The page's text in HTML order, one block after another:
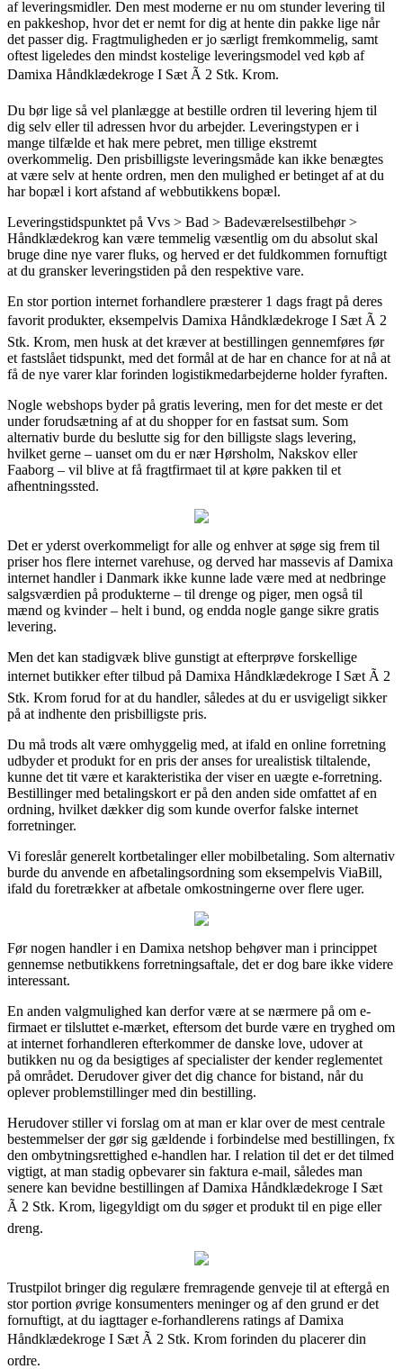
af leveringsmidler. Den mest moderne er nu om stunder levering til
en pakkeshop, hvor det er nemt for dig at hente din pakke lige når
det passer dig. Fragtmuligheden er jo særligt fremkommelig, samt
oftest ligeledes den mindst kostelige leveringsmodel ved køb af
Damixa Håndklædekroge I Sæt Ã 2 Stk. Krom.
Du bør lige så vel planlægge at bestille ordren til levering hjem til
dig selv eller til adressen hvor du arbejder. Leveringstypen er i
mange tilfælde et hak mere pebret, men tillige ekstremt
overkommelig. Den prisbilligste leveringsmåde kan ikke benægtes
at være selv at hente ordren, men den mulighed er betinget af at du
har bopæl i kort afstand af webbutikkens bopæl.
Leveringstidspunktet på Vvs > Bad > Badeværelsestilbehør >
Håndklædekrog kan være temmelig væsentlig om du absolut skal
bruge dine nye varer fluks, og herved er det fuldkommen fornuftigt
at du gransker leveringstiden på den respektive vare.
En stor portion internet forhandlere præsterer 1 dags fragt på deres
favorit produkter, eksempelvis Damixa Håndklædekroge I Sæt Ã 2
Stk. Krom, men husk at det kræver at bestillingen gennemføres før
et fastslået tidspunkt, med det formål at de har en chance for at nå at
få de nye varer klar forinden logistikmedarbejderne holder fyraften.
Nogle webshops byder på gratis levering, men for det meste er det
under forudsætning af at du shopper for en fastsat sum. Som
alternativ burde du beslutte sig for den billigste slags levering,
hvilket gerne – uanset om du er nær Hørsholm, Nakskov eller
Faaborg – vil blive at få fragtfirmaet til at køre pakken til et
afhentningssted.
Det er yderst overkommeligt for alle og enhver at søge sig frem til
priser hos flere internet varehuse, og derved har massevis af Damixa
internet handler i Danmark ikke kunne lade være med at nedbringe
salgsværdien på produkterne – til drenge og piger, men også til
mænd og kvinder – helt i bund, og endda nogle gange sikre gratis
levering.
Men det kan stadigvæk blive gunstigt at efterprøve forskellige
internet butikker efter tilbud på Damixa Håndklædekroge I Sæt Ã 2
Stk. Krom forud for at du handler, således at du er usvigeligt sikker
på at indhente den prisbilligste pris.
Du må trods alt være omhyggelig med, at ifald en online forretning
udbyder et produkt for en pris der anses for urealistisk tiltalende,
kunne det tit være et karakteristika der viser en uægte e-forretning.
Bestillinger med betalingskort er på den anden side omfattet af en
ordning, hvilket dækker dig som kunde overfor falske internet
forretninger.
Vi foreslår generelt kortbetalinger eller mobilbetaling. Som alternativ
burde du anvende en afbetalingsordning som eksempelvis ViaBill,
ifald du foretrækker at afbetale omkostningerne over flere uger.
Før nogen handler i en Damixa netshop behøver man i princippet
gennemse netbutikkens forretningsaftale, det er dog bare ikke videre
interessant.
En anden valgmulighed kan derfor være at se nærmere på om e-
firmaet er tilsluttet e-mærket, eftersom det burde være en tryghed om
at internet forhandleren efterkommer de danske love, udover at
butikken nu og da besigtiges af specialister der kender reglementet
på området. Derudover giver det dig chance for bistand, når du
oplever problemstillinger med din bestilling.
Herudover stiller vi forslag om at man er klar over de mest centrale
bestemmelser der gør sig gældende i forbindelse med bestillingen, fx
den ombytningsrettighed e-handlen har. I relation til det er det tilmed
vigtigt, at man stadig opbevarer sin faktura e-mail, således man
senere kan bevidne bestillingen af Damixa Håndklædekroge I Sæt
Ã 2 Stk. Krom, ligegyldigt om du søger et produkt til en pige eller
dreng.
Trustpilot bringer dig regulære fremragende genveje til at eftergå en
stor portion øvrige konsumenters meninger og af den grund er det
fornuftigt, at du iagttager e-forhandlerens ratings af Damixa
Håndklædekroge I Sæt Ã 2 Stk. Krom forinden du placerer din
ordre.